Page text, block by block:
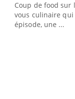
Coup de food sur
vous culinaire qui
épisode, une ...